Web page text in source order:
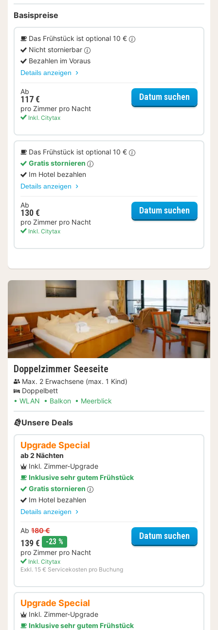
Basispreise
Das Frühstück ist optional 10 €
Nicht stornierbar
Bezahlen im Voraus
Details anzeigen
Ab
117 €
pro Zimmer pro Nacht
Inkl. Citytax
Datum suchen
Das Frühstück ist optional 10 €
Gratis stornieren
Im Hotel bezahlen
Details anzeigen
Ab
130 €
pro Zimmer pro Nacht
Inkl. Citytax
Datum suchen
Doppelzimmer Seeseite
Max. 2 Erwachsene (max. 1 Kind)
Doppelbett
WLAN
Balkon Meerblick
Unsere Deals
Upgrade Special
ab 2 Nächten
Inkl. Zimmer-Upgrade
Inklusive sehr gutem Frühstück
Gratis stornieren
Im Hotel bezahlen
Details anzeigen
Ab 180 €
139 € -23 %
pro Zimmer pro Nacht
Inkl. Citytax
Exkl. 15 € Servicekosten pro Buchung
Datum suchen
Upgrade Special
Inkl. Zimmer-Upgrade
Inklusive sehr gutem Frühstück